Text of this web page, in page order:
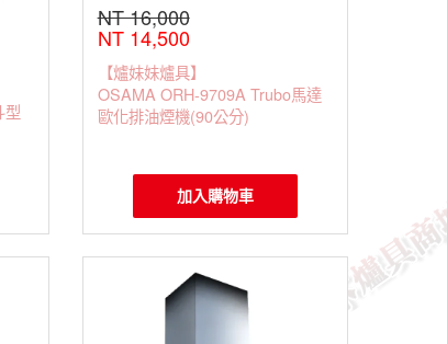
型
NT 16,000
NT 14,500
【爐妹妹爐具】
OSAMA ORH-9709A Trubo馬達
歐化排油煙機(90公分)
加入購物車